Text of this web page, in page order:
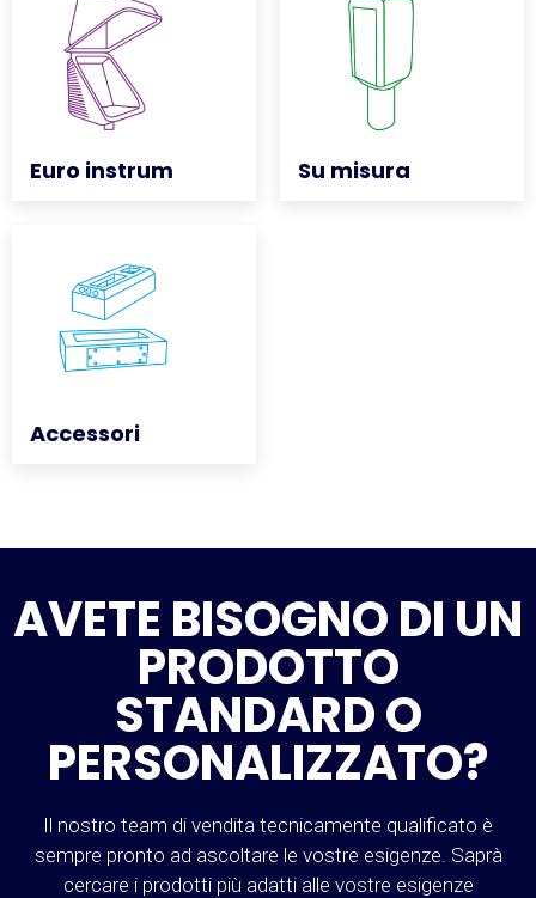
Euro instrum
Euro instrum Su misura
Su misura
Accessori
Accessori
AVETE BISOGNO DI UN
PRODOTTO
STANDARD O
PERSONALIZZATO?
Il nostro team di vendita tecnicamente qualificato è
sempre pronto ad ascoltare le vostre esigenze. Saprà
cercare i prodotti più adatti alle vostre esigenze